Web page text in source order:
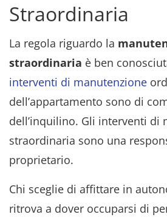
Straordinaria
La regola riguardo la
straordinaria è ben
interventi di manutenzione
dell’appartamento sono di
dell’inquilino. Gli interventi di
straordinaria sono una
proprietario.
Chi sceglie di affittare in
ritrova a dover occuparsi di